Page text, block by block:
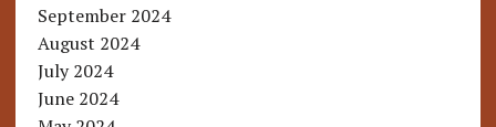
September 2024
August 2024
July 2024
June 2024